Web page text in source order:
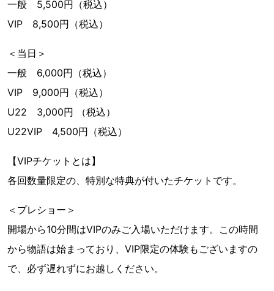
一般 5,500円（税込）
VIP 8,500円（税込）
＜当日＞
一般 6,000円（税込）
VIP 9,000円（税込）
U22 3,000円 （税込）
U22VIP 4,500円（税込）
【VIPチケットとは】
各回数量限定の、特別な特典が付いたチケットです。
＜プレショー＞
開場から10分間はVIPのみご入場いただけます。この時間
から物語は始まっており、VIP限定の体験もございますの
で、必ず遅れずにお越しください。